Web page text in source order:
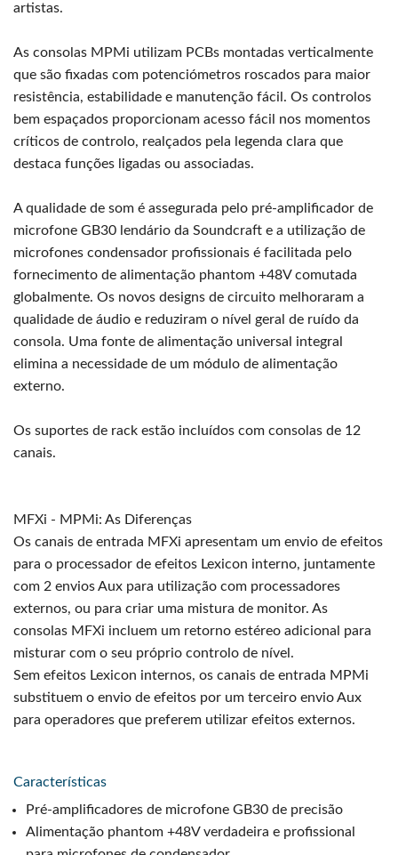
artistas.
As consolas MPMi utilizam PCBs montadas verticalmente
que são fixadas com potenciómetros roscados para maior
resistência, estabilidade e manutenção fácil. Os controlos
bem espaçados proporcionam acesso fácil nos momentos
críticos de controlo, realçados pela legenda clara que
destaca funções ligadas ou associadas.
A qualidade de som é assegurada pelo pré-amplificador de
microfone GB30 lendário da Soundcraft e a utilização de
microfones condensador profissionais é facilitada pelo
fornecimento de alimentação phantom +48V comutada
globalmente. Os novos designs de circuito melhoraram a
qualidade de áudio e reduziram o nível geral de ruído da
consola. Uma fonte de alimentação universal integral
elimina a necessidade de um módulo de alimentação
externo.
Os suportes de rack estão incluídos com consolas de 12
canais.
MFXi - MPMi: As Diferenças
Os canais de entrada MFXi apresentam um envio de efeitos
para o processador de efeitos Lexicon interno, juntamente
com 2 envios Aux para utilização com processadores
externos, ou para criar uma mistura de monitor. As
consolas MFXi incluem um retorno estéreo adicional para
misturar com o seu próprio controlo de nível.
Sem efeitos Lexicon internos, os canais de entrada MPMi
substituem o envio de efeitos por um terceiro envio Aux
para operadores que preferem utilizar efeitos externos.
Características
Pré-amplificadores de microfone GB30 de precisão
Alimentação phantom +48V verdadeira e profissional